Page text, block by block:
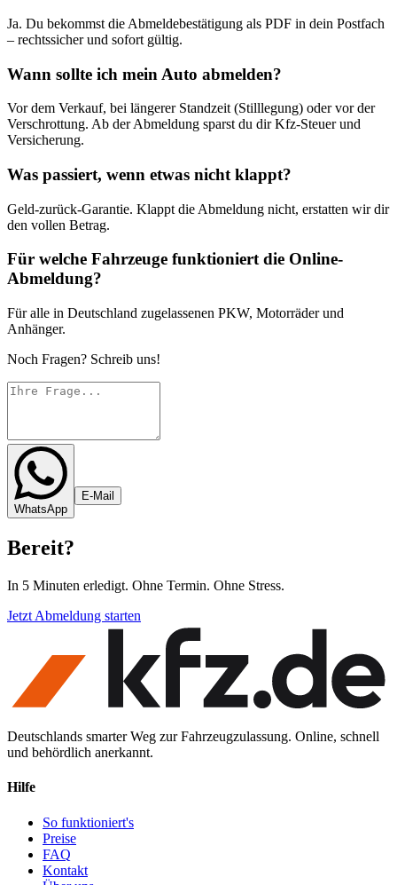
Ja. Du bekommst die Abmeldebestätigung als PDF in dein Postfach
– rechtssicher und sofort gültig.
Wann sollte ich mein Auto abmelden?
Vor dem Verkauf, bei längerer Standzeit (Stilllegung) oder vor der
Verschrottung. Ab der Abmeldung sparst du dir Kfz-Steuer und
Versicherung.
Was passiert, wenn etwas nicht klappt?
Geld-zurück-Garantie. Klappt die Abmeldung nicht, erstatten wir dir
den vollen Betrag.
Für welche Fahrzeuge funktioniert die Online-
Abmeldung?
Für alle in Deutschland zugelassenen PKW, Motorräder und
Anhänger.
Noch Fragen? Schreib uns!
WhatsApp
E-Mail
Bereit?
In 5 Minuten erledigt. Ohne Termin. Ohne Stress.
Jetzt Abmeldung starten
Deutschlands smarter Weg zur Fahrzeugzulassung. Online, schnell
und behördlich anerkannt.
Hilfe
So funktioniert's
Preise
FAQ
Kontakt